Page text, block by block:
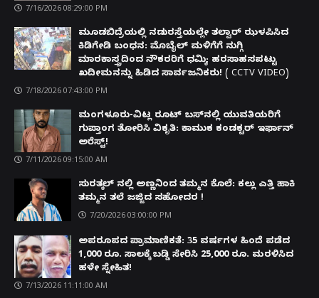
7/16/2026 08:29:00 PM
ಮೂಡಬಿದ್ರೆಯಲ್ಲಿ ನಡುರಸ್ತೆಯಲ್ಲೇ ತಲ್ವಾರ್ ಝಳಪಿಸಿದ
ಕಿಡಿಗೇಡಿ ಬಂಧನ: ಮೊಬೈಲ್ ಮಳಿಗೆಗೆ ನುಗ್ಗಿ
ಮಾರಕಾಸ್ತ್ರದಿಂದ ನೌಕರರಿಗೆ ಧಮ್ಕಿ; ಹರಸಾಹಸಪಟ್ಟು
ಖದೀಮನನ್ನು ಹಿಡಿದ ಸಾರ್ವಜನಿಕರು! ( CCTV VIDEO)
7/18/2026 07:43:00 PM
ಮಂಗಳೂರು-ವಿಟ್ಲ ರೂಟ್ ಬಸ್‌ನಲ್ಲಿ ಯುವತಿಯರಿಗೆ
ಗುಪ್ತಾಂಗ ತೋರಿಸಿ ವಿಕೃತಿ: ಕಾಮುಕ ಕಂಡಕ್ಟರ್ ಇರ್ಫಾನ್
ಅರೆಸ್ಟ್!
7/11/2026 09:15:00 AM
ಸುರತ್ಕಲ್ ನಲ್ಲಿ ಅಣ್ಣನಿಂದ ತಮ್ಮನ ಕೊಲೆ: ಕಲ್ಲು ಎತ್ತಿ ಹಾಕಿ
ತಮ್ಮನ ತಲೆ ಜಜ್ಜಿದ ಸಹೋದರ !
7/20/2026 03:00:00 PM
ಅಪರೂಪದ ಪ್ರಾಮಾಣಿಕತೆ: 35 ವರ್ಷಗಳ ಹಿಂದೆ ಪಡೆದ
1,000 ರೂ. ಸಾಲಕ್ಕೆ ಬಡ್ಡಿ ಸೇರಿಸಿ 25,000 ರೂ. ಮರಳಿಸಿದ
ಹಳೇ ಸ್ನೇಹಿತ!
7/13/2026 11:11:00 AM